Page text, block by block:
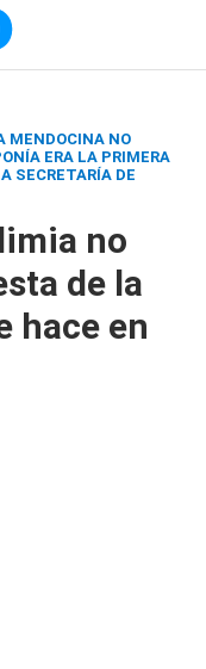
MENDOCINA NO
ERA LA PRIMERA
SECRETARÍA DE
no
de la
hace en